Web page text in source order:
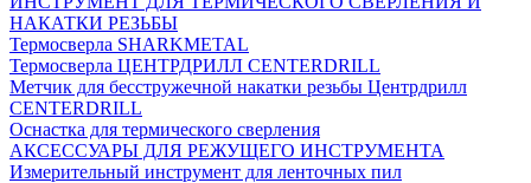
НАКАТКИ РЕЗЬБЫ
Термосверла SHARKMETAL
Термосверла ЦЕНТРДРИЛЛ CENTERDRILL
Метчик для бесстружечной накатки резьбы Центрдрилл
CENTERDRILL
Оснастка для термического сверления
АКСЕССУАРЫ ДЛЯ РЕЖУЩЕГО ИНСТРУМЕНТА
Измерительный инструмент для ленточных пил